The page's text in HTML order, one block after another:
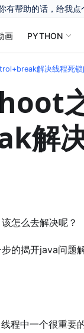
有帮助的话，给我点
画 PYTHON
解决线程死锁
解
怎么去解决呢？
的揭开java问题
程中一个很重要